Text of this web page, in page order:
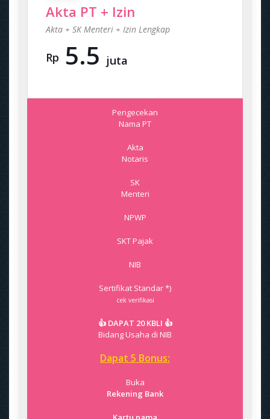
Akta PT + Izin
Akta + SK Menteri + Izin Lengkap
Rp 5.5 juta
Pengecekan
Nama PT
Akta
Notaris
SK
Menteri
NPWP
SKT Pajak
NIB
Sertifikat Standar *)
cek verifikasi
👍 DAPAT 20 KBLI 👍
Bidang Usaha di NIB
Dapat 5 Bonus:
Buka
Rekening Bank